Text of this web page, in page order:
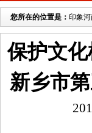
您所在的位置是： 印象河
保护文
新乡市